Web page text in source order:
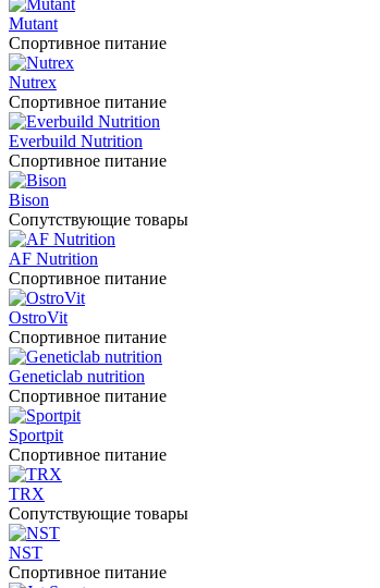
Mutant
Спортивное питание
Nutrex
Спортивное питание
Everbuild Nutrition
Спортивное питание
Bison
Сопутствующие товары
AF Nutrition
Спортивное питание
OstroVit
Спортивное питание
Geneticlab nutrition
Спортивное питание
Sportpit
Спортивное питание
TRX
Сопутствующие товары
NST
Спортивное питание